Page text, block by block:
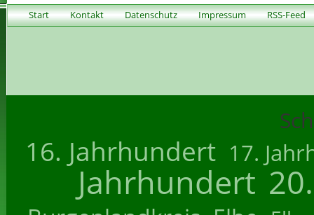
Start Kontakt Datenschutz Impressum RSS-Feed
16. Jahrhundert 17.
Jahrhundert